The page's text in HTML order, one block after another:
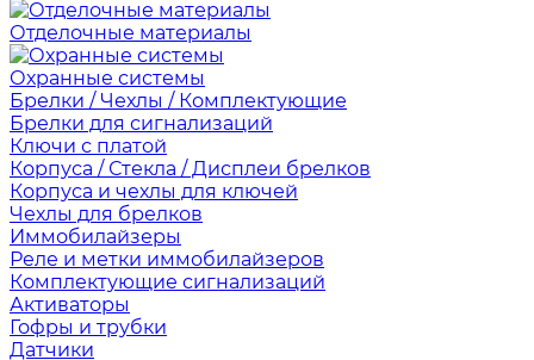
Отделочные материалы
Охранные системы
Брелки / Чехлы / Комплектующие
Брелки для сигнализаций
Ключи с платой
Корпуса / Стекла / Дисплеи брелков
Корпуса и чехлы для ключей
Чехлы для брелков
Иммобилайзеры
Реле и метки иммобилайзеров
Комплектующие сигнализаций
Активаторы
Гофры и трубки
Датчики